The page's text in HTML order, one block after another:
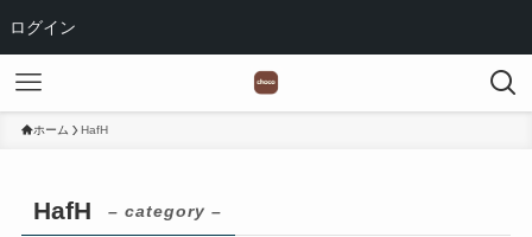
ログイン
ホーム HafH
HafH – category –